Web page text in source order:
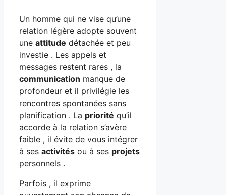
Un homme qui ne vise qu’une
relation légère adopte souvent
une attitude détachée et peu
investie . Les appels et
messages restent rares , la
communication manque de
profondeur et il privilégie les
rencontres spontanées sans
planification . La priorité qu’il
accorde à la relation s’avère
faible , il évite de vous intégrer
à ses activités ou à ses projets
personnels .
Parfois , il exprime